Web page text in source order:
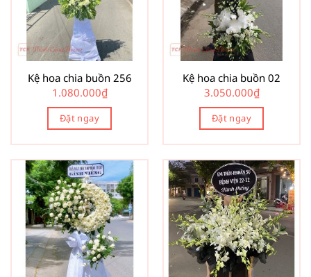
Kệ hoa chia buồn 256
1.080.000₫
Đặt ngay
Kệ hoa chia buồn 02
3.050.000₫
Đặt ngay